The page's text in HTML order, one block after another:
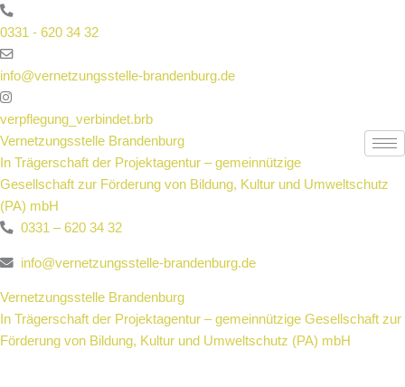
Zum
Inhalt
springen
0331 - 620 34 32
info@vernetzungsstelle-brandenburg.de
verpflegung_verbindet.brb
Vernetzungsstelle Brandenburg
In Trägerschaft der Projektagentur – gemeinnützige
Gesellschaft zur Förderung von Bildung, Kultur und Umweltschutz
(PA) mbH
0331 – 620 34 32
info@vernetzungsstelle-brandenburg.de
Vernetzungsstelle Brandenburg
In Trägerschaft der Projektagentur – gemeinnützige Gesellschaft zur
Förderung von Bildung, Kultur und Umweltschutz (PA) mbH